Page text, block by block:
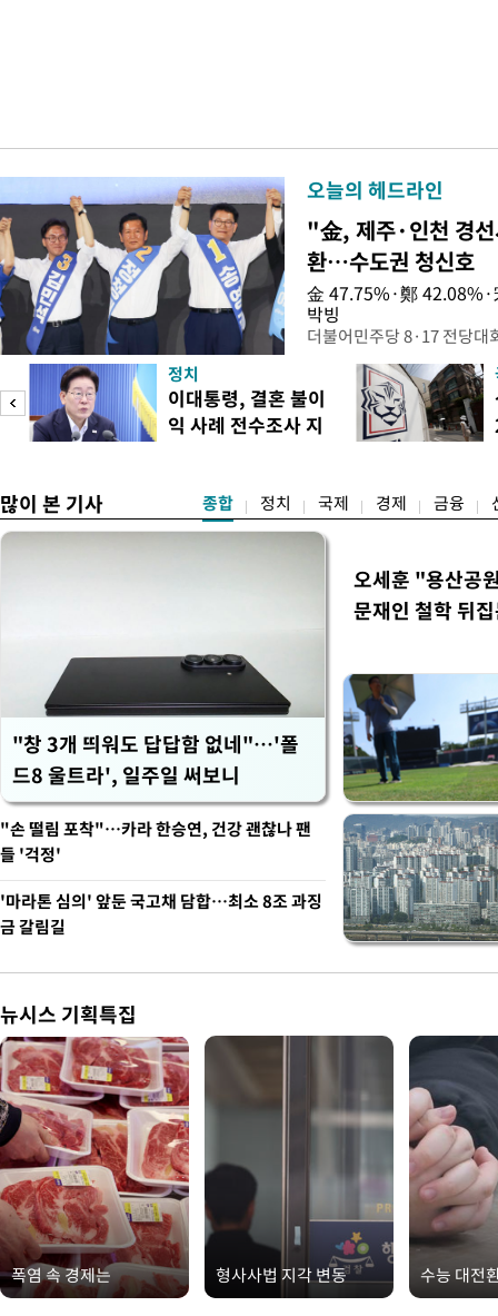
오늘의 헤드라인
"金, 제주·인천 경
환…수도권 청신호
金 47.75%·鄭
박빙
더불어민주당 8·17 전당대
인천 권리당원 투표에서
난주 첫 주말 순회경선에서
경남에서는 정청래 후보가
앙당 선관위원장은 8일 제
정치
이대통령, 결혼 불이
익 사례 전수조사 지
많이 본 기사 종합 정치 국제 경제 금융
"창 3개 띄워도 답답함 없네"…'폴
드8 울트라', 일주일 써보니
오세훈 "용산공
문재인 철학 뒤
"손 떨림 포착"…카라 한승연, 건강 괜찮나 팬
들 '걱정'
'마라톤 심의' 앞둔 국고채 담합…최소 8조 과징
금 갈림길
뉴시스 기획특집
폭염 속 경제는 형사사법 지각 변동 수능 대전